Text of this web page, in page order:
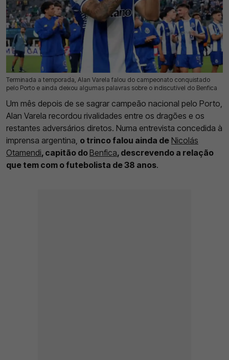
Terminada a temporada, Alan Varela falou do campeonato conquistado
pelo Porto e ainda deixou algumas palavras sobre o indiscutível do Benfica
28 Mai 2026 | 09:44 | 0
Um mês depois de se sagrar campeão nacional pelo Porto,
Alan Varela recordou rivalidades entre os dragões e os
restantes adversários diretos. Numa entrevista concedida à
imprensa argentina, o trinco falou ainda de Nicolás
Otamendi, capitão doBenfica, descrevendo a relação
que tem com o futebolista de 38 anos.